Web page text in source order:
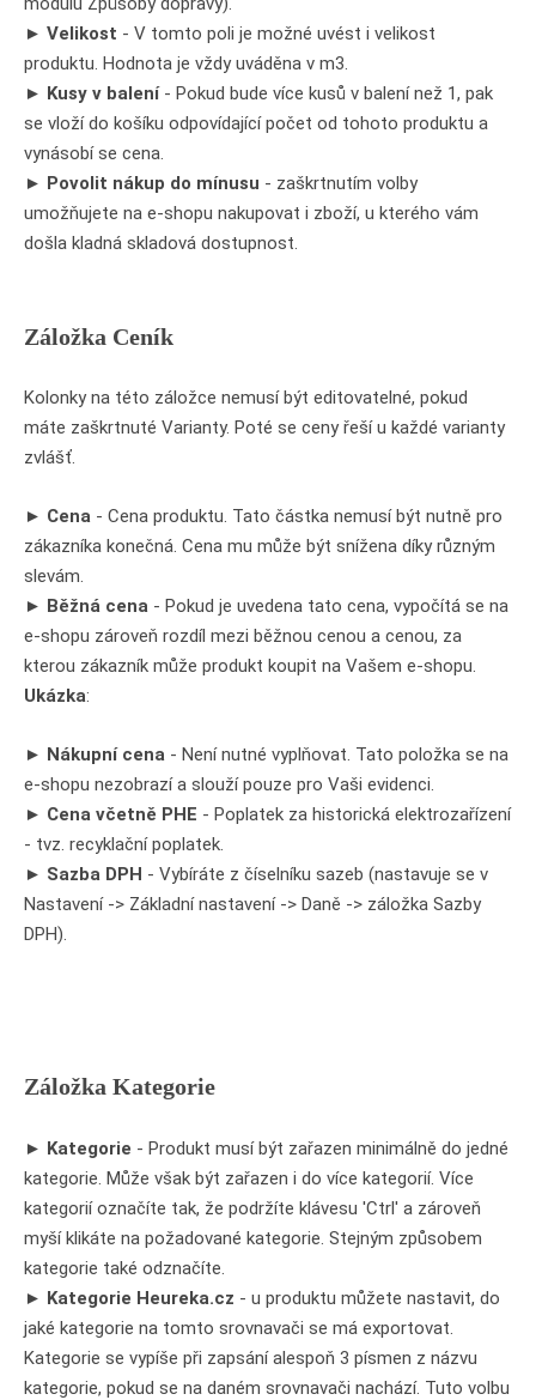
► Velikost - V tomto poli je možné uvést i velikost
produktu. Hodnota je vždy uváděna v m3.
► Kusy v balení- Pokud bude více kusů v balení než 1, pak
se vloží do košíku odpovídající počet od tohoto produktu a
vynásobí se cena.
► Povolit nákup do mínusu - zaškrtnutím volby
umožňujete na e-shopu nakupovat i zboží, u kterého vám
došla kladná skladová dostupnost.
Záložka Ceník
Kolonky na této záložce nemusí být editovatelné, pokud
máte zaškrtnuté Varianty. Poté se ceny řeší u každé varianty
zvlášť.
► Cena - Cena produktu. Tato částka nemusí být nutně pro
zákazníka konečná. Cena mu může být snížena díky různým
slevám.
► Běžná cena - Pokud je uvedena tato cena, vypočítá se na
e-shopu zároveň rozdíl mezi běžnou cenou a cenou, za
kterou zákazník může produkt koupit na Vašem e-shopu.
Ukázka:
► Nákupní cena - Není nutné vyplňovat. Tato položka se na
e-shopu nezobrazí a slouží pouze pro Vaši evidenci.
► Cena včetně PHE - Poplatek za historická elektrozařízení
- tvz. recyklační poplatek.
► Sazba DPH - Vybíráte z číselníku sazeb (nastavuje se v
Nastavení -> Základní nastavení -> Daně -> záložka Sazby
DPH).
Záložka Kategorie
► Kategorie - Produkt musí být zařazen minimálně do jedné
kategorie. Může však být zařazen i do více kategorií. Více
kategorií označíte tak, že podržíte klávesu 'Ctrl' a zároveň
myší klikáte na požadované kategorie. Stejným způsobem
kategorie také odznačíte.
► Kategorie Heureka.cz - u produktu můžete nastavit, do
jaké kategorie na tomto srovnavači se má exportovat.
Kategorie se vypíše při zapsání alespoň 3 písmen z názvu
kategorie, pokud se na daném srovnavači nachází. Tuto volbu